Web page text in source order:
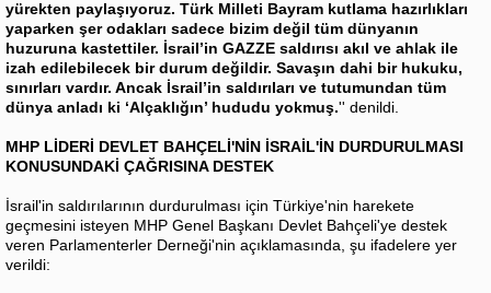
yürekten paylaşıyoruz. Türk Milleti Bayram kutlama hazırlıkları
yaparken şer odakları sadece bizim değil tüm dünyanın
huzuruna kastettiler. İsrail’in GAZZE saldırısı akıl ve ahlak ile
izah edilebilecek bir durum değildir. Savaşın dahi bir hukuku,
sınırları vardır. Ancak İsrail’in saldırıları ve tutumundan tüm
dünya anladı ki ‘Alçaklığın’ hududu yokmuş.'' denildi.
MHP LİDERİ DEVLET BAHÇELİ'NİN İSRAİL'İN DURDURULMASI
KONUSUNDAKİ ÇAĞRISINA DESTEK
İsrail'in saldırılarının durdurulması için Türkiye'nin harekete
geçmesini isteyen MHP Genel Başkanı Devlet Bahçeli'ye destek
veren Parlamenterler Derneği'nin açıklamasında, şu ifadelere yer
verildi: